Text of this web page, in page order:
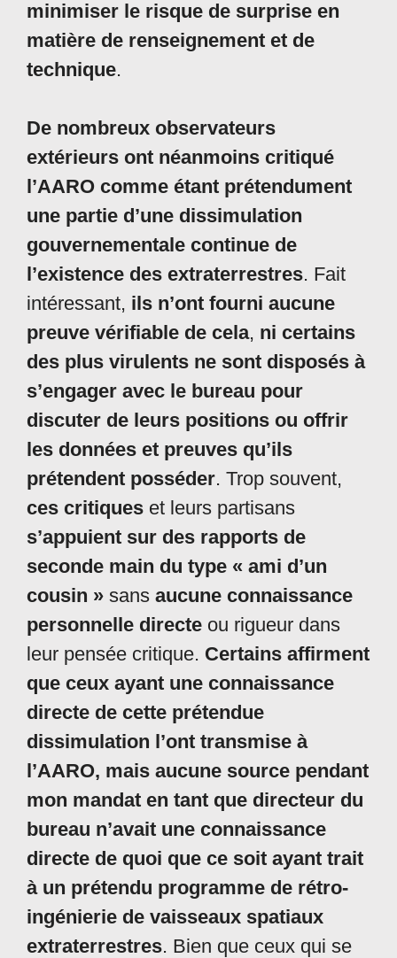
minimiser le risque de surprise en
matière de renseignement et de
technique.
De nombreux observateurs
extérieurs ont néanmoins critiqué
l’AARO comme étant prétendument
une partie d’une dissimulation
gouvernementale continue de
l’existence des extraterrestres. Fait
intéressant, ils n’ont fourni aucune
preuve vérifiable de cela, ni certains
des plus virulents ne sont disposés à
s’engager avec le bureau pour
discuter de leurs positions ou offrir
les données et preuves qu’ils
prétendent posséder. Trop souvent,
ces critiques et leurs partisans
s’appuient sur des rapports de
seconde main du type « ami d’un
cousin » sans aucune connaissance
personnelle directe ou rigueur dans
leur pensée critique. Certains affirment
que ceux ayant une connaissance
directe de cette prétendue
dissimulation l’ont transmise à
l’AARO, mais aucune source pendant
mon mandat en tant que directeur du
bureau n’avait une connaissance
directe de quoi que ce soit ayant trait
à un prétendu programme de rétro-
ingénierie de vaisseaux spatiaux
extraterrestres. Bien que ceux qui se